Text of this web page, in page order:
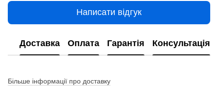
Написати відгук
Доставка Оплата Гарантія Консультація
Більше інформації про доставку